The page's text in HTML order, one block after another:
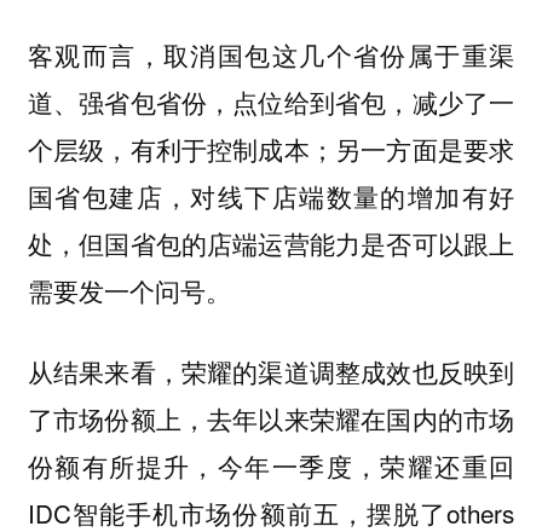
客观而言，取消国包这几个省份属于重渠
道、强省包省份，点位给到省包，减少了一
个层级，有利于控制成本；另一方面是要求
国省包建店，对线下店端数量的增加有好
处，但国省包的店端运营能力是否可以跟上
需要发一个问号。
从结果来看，荣耀的渠道调整成效也反映到
了市场份额上，去年以来荣耀在国内的市场
份额有所提升，今年一季度，荣耀还重回
IDC智能手机市场份额前五，摆脱了others